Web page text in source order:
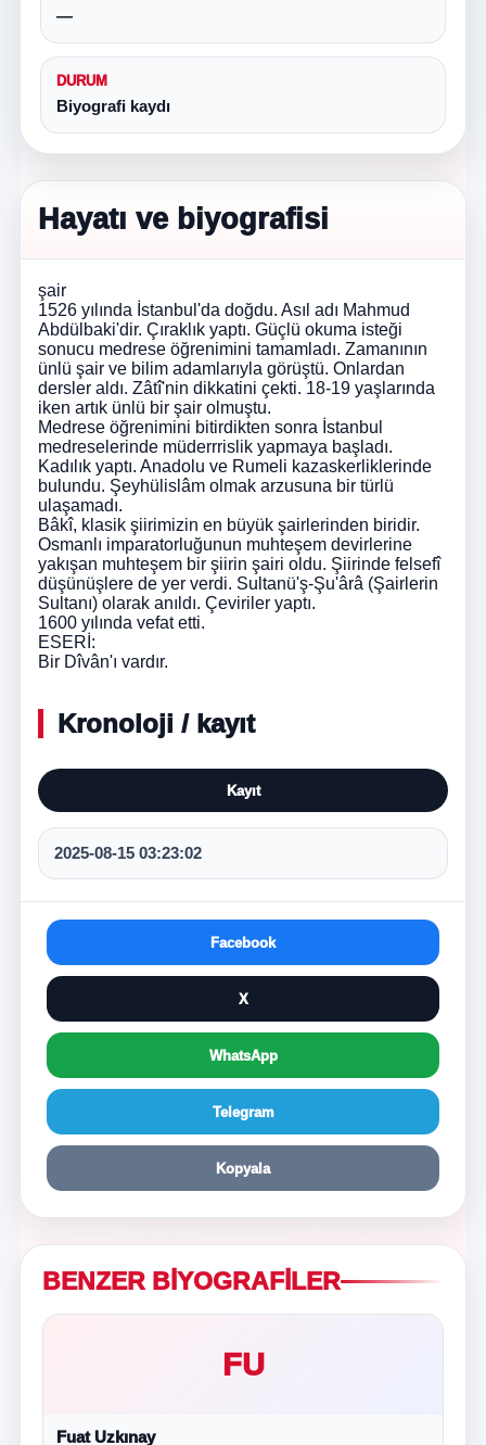
—
DURUM
Biyografi kaydı
Hayatı ve biyografisi
şair
1526 yılında İstanbul'da doğdu. Asıl adı Mahmud
Abdülbaki'dir. Çıraklık yaptı. Güçlü okuma isteği
sonucu medrese öğrenimini tamamladı. Zamanının
ünlü şair ve bilim adamlarıyla görüştü. Onlardan
dersler aldı. Zâtî'nin dikkatini çekti. 18-19 yaşlarında
iken artık ünlü bir şair olmuştu.
Medrese öğrenimini bitirdikten sonra İstanbul
medreselerinde müderrrislik yapmaya başladı.
Kadılık yaptı. Anadolu ve Rumeli kazaskerliklerinde
bulundu. Şeyhülislâm olmak arzusuna bir türlü
ulaşamadı.
Bâkî, klasik şiirimizin en büyük şairlerinden biridir.
Osmanlı imparatorluğunun muhteşem devirlerine
yakışan muhteşem bir şiirin şairi oldu. Şiirinde felsefî
düşünüşlere de yer verdi. Sultanü'ş-Şu'ârâ (Şairlerin
Sultanı) olarak anıldı. Çeviriler yaptı.
1600 yılında vefat etti.
ESERİ:
Bir Dîvân'ı vardır.
Kronoloji / kayıt
Kayıt
2025-08-15 03:23:02
Facebook
X
WhatsApp
Telegram
Kopyala
BENZER BIYOGRAFILER
FU
Fuat Uzkınay